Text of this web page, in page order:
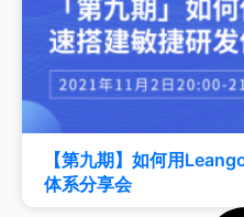
【第九期】如何用
体系分享会